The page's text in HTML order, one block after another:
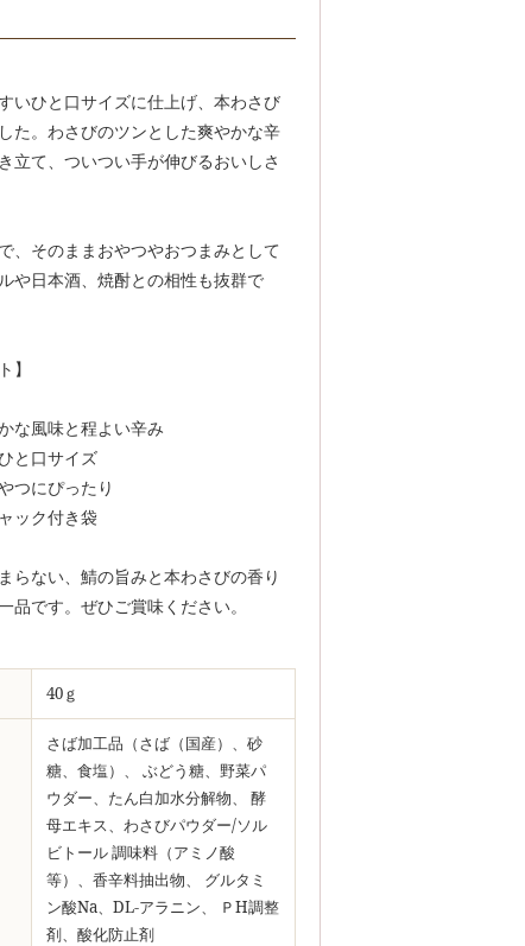
いひと口サイズに仕上げ、本わさび
た。わさびのツンとした爽やかな辛
立て、ついつい手が伸びるおいしさ
、そのままおやつやおつまみとして
や日本酒、焼酎との相性も抜群で
】
な風味と程よい辛み
と口サイズ
つにぴったり
ック付き袋
らない、鯖の旨みと本わさびの香り
品です。ぜひご賞味ください。
40ｇ
さば加工品（さば（国産）、砂
糖、食塩）、 ぶどう糖、野菜パ
ウダー、たん白加水分解物、 酵
母エキス、わさびパウダー/ソル
ビトール 調味料（アミノ酸
等）、香辛料抽出物、 グルタミ
ン酸Na、DL-アラニン、 ＰH調整
剤、酸化防止剤